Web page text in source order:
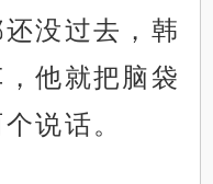
没过去，韩
他就把脑袋
说话。